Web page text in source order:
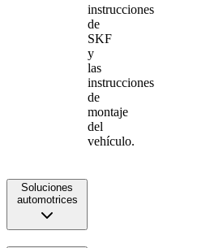
instrucciones
de
SKF
y
las
instrucciones
de
montaje
del
vehículo.
Soluciones
automotrices